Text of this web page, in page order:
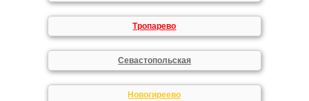
Тропарево
Севастопольская
Новогиреево